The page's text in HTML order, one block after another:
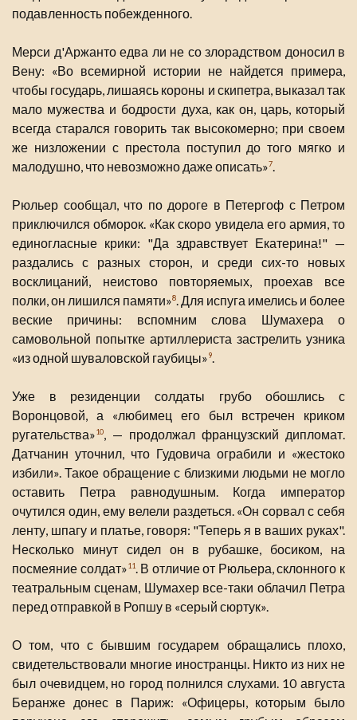
подавленность побежденного.
Мерси д'Аржанто едва ли не со злорадством доносил в
Вену: «Во всемирной истории не найдется примера,
чтобы государь, лишаясь короны и скипетра, выказал так
мало мужества и бодрости духа, как он, царь, который
всегда старался говорить так высокомерно; при своем
же низложении с престола поступил до того мягко и
малодушно, что невозможно даже описать»7.
Рюльер сообщал, что по дороге в Петергоф с Петром
приключился обморок. «Как скоро увидела его армия, то
единогласные крики: "Да здравствует Екатерина!" —
раздались с разных сторон, и среди сих-то новых
восклицаний, неистово повторяемых, проехав все
полки, он лишился памяти»8. Для испуга имелись и более
веские причины: вспомним слова Шумахера о
самовольной попытке артиллериста застрелить узника
«из одной шуваловской гаубицы»9.
Уже в резиденции солдаты грубо обошлись с
Воронцовой, а «любимец его был встречен криком
ругательства»10, — продолжал французский дипломат.
Датчанин уточнил, что Гудовича ограбили и «жестоко
избили». Такое обращение с близкими людьми не могло
оставить Петра равнодушным. Когда император
очутился один, ему велели раздеться. «Он сорвал с себя
ленту, шпагу и платье, говоря: "Теперь я в ваших руках".
Несколько минут сидел он в рубашке, босиком, на
посмеяние солдат»11. В отличие от Рюльера, склонного к
театральным сценам, Шумахер все-таки облачил Петра
перед отправкой в Ропшу в «серый сюртук».
О том, что с бывшим государем обращались плохо,
свидетельствовали многие иностранцы. Никто из них не
был очевидцем, но город полнился слухами. 10 августа
Беранже донес в Париж: «Офицеры, которым было